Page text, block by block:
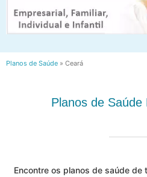
Planos de Saúde » Ceará
Planos de Saúde
Encontre os planos de saúde